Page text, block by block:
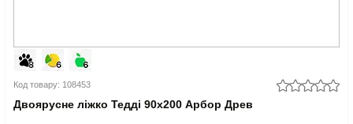
Код товару: 108453
Двоярусне ліжко Тедді 90x200 Арбор Древ